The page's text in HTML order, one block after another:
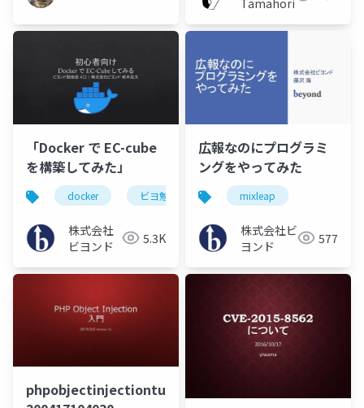
「Docker で EC-cube
を構築してみた」
docker ビヨ勉
株式会社
ビヨンド
5.3K
広報なのにプログラミ
ングをやってみた
mixleap
株式会社ビ
ヨンド
577
phpobjectinjectiontutorial-